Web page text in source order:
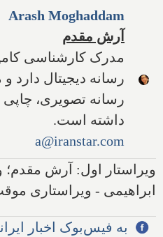
Arash Moghaddam
آرش مقدم
مدرک کارشناسی
رسانه تصویری، چاپی
داشته است.
a@iranstar.com
ویراستار اول: آرش مقدم؛
ابراهیمی - ویراستاری
به فیس‌بوک اخبار